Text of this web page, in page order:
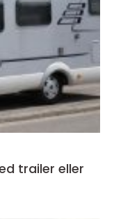
trailer eller